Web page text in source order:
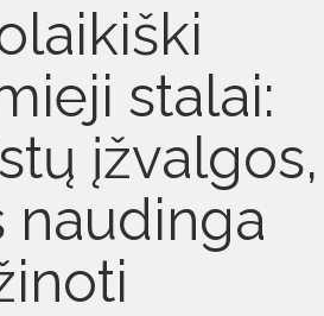
stalai:
įžvalgos,
naudinga